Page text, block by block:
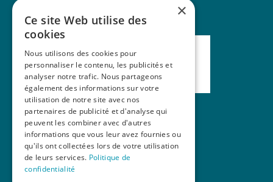
Nos formations
La revue Mains Libres
×
Ce site Web utilise des
cookies
Nous utilisons des cookies pour
personnaliser le contenu, les publicités et
analyser notre trafic. Nous partageons
également des informations sur votre
utilisation de notre site avec nos
partenaires de publicité et d'analyse qui
peuvent les combiner avec d'autres
informations que vous leur avez fournies ou
qu'ils ont collectées lors de votre utilisation
de leurs services. Politique de
confidentialité